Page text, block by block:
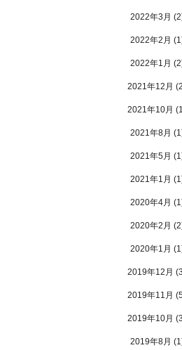
2022年3月
2022年2月
2022年1月
2021年12月
2021年10月
2021年8月
2021年5月
2021年1月
2020年4月
2020年2月
2020年1月
2019年12月
2019年11月
2019年10月
2019年8月